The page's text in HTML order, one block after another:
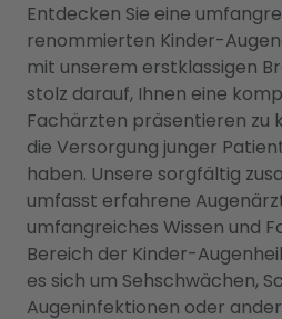
Entdecken Sie eine
renommierten Kinder-
mit unserem erstklassigen
stolz darauf, Ihnen eine
Fachärzten präsentieren zu
die Versorgung junger
haben. Unsere sorgfältig
umfasst erfahrene
umfangreiches Wissen und
Bereich der Kinder-
es sich um Sehschwächen,
Augeninfektionen oder